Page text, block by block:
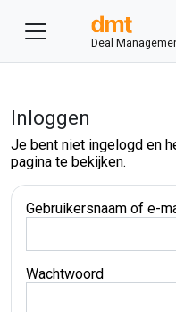
Deal
Inloggen
Je bent niet ingelogd en
pagina te bekijken.
Gebruikersnaam of e-
Wachtwoord